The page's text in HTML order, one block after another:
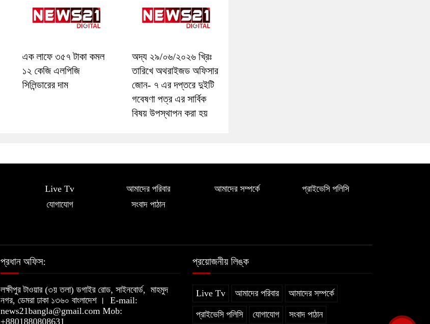
এক লাফে ৩৫৭ টাকা কমল
১২ কেজি এলপিজি
সিলিন্ডারের দাম
অদ্য ২৯/০৬/২০২৬ খ্রিঃ
তারিখে অথরাইজড অফিসার
জোন- ৭ এর দপ্তরে দুইটি
গবেষণা পত্র এর সার্বিক
বিষয় উপস্থাপন করা হয়
Live Tv আমাদের পরিবার আমাদের সম্পর্কে
প্রাইভেসি পলিসি
যোগাযোগ
সংবাদ পাঠান
প্রধান অফিস:
লক্ষীপুর টাওয়ার (৩য় তলা) ডগাইর রোড, সাইনবোর্ড, মাহমুদ
নগর, ডেমরা ঢাকা ১৩৬০ বাংলাদেশ ।
E-mail:
news21bangla@gmail.com Mob:
+8801880808631
প্রয়োজনীয় লিঙ্ক
Live Tv আমাদের পরিবার আমাদের সম্পর্কে
প্রাইভেসি পলিসি যোগাযোগ সংবাদ পাঠান